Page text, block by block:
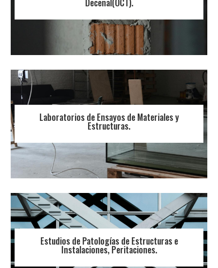
Laboratorios de Ensayos de Materiales y
Estructuras.
Estudios de Patologías de Estructuras e
Instalaciones, Peritaciones.